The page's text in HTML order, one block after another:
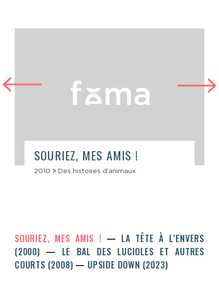
SOURIEZ, MES AMIS !
2010 > Des histoires d'animaux
SOURIEZ, MES AMIS !
LA TÊTE À L’ENVERS
(2000)
LE BAL DES LUCIOLES ET AUTRES
COURTS (2008)
UPSIDE DOWN (2023)